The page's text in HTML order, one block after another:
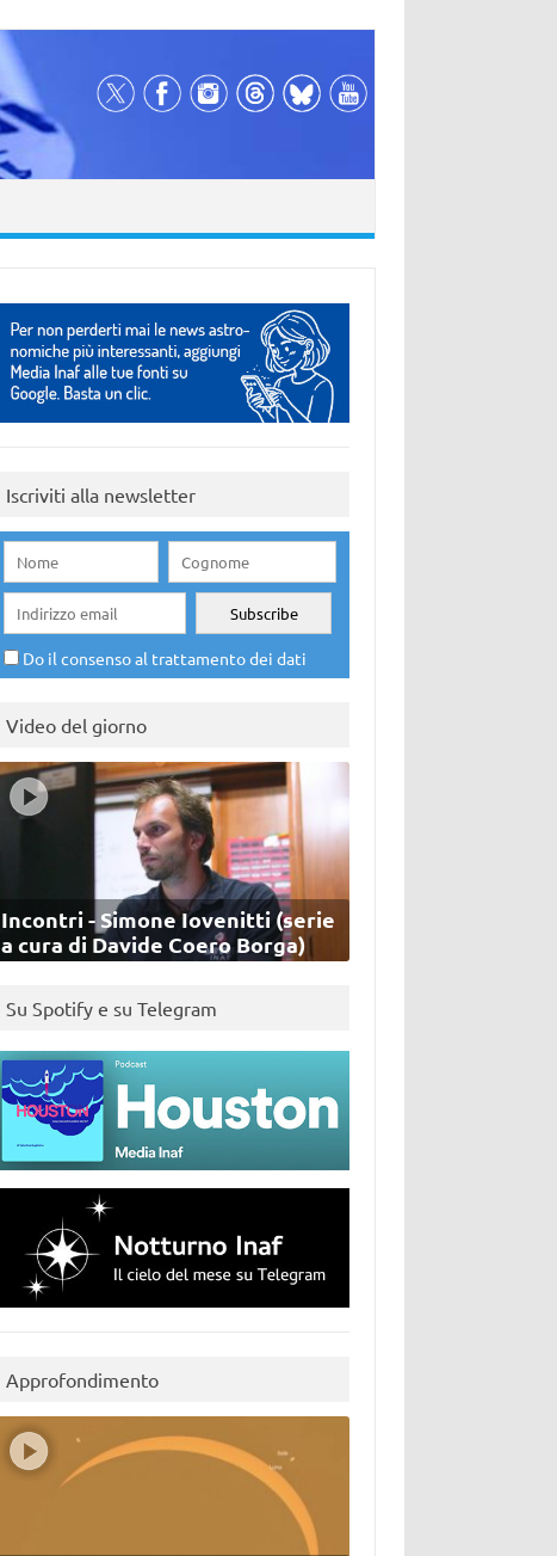
Iscriviti alla newsletter
Do il consenso al trattamento dei dati
Video del giorno
Incontri - Simone Iovenitti (serie
a cura di Davide Coero Borga)
Su Spotify e su Telegram
Approfondimento